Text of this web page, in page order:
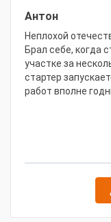
Антон
Неплохой
Брал себе, когда
участке за
стартер
работ вполне